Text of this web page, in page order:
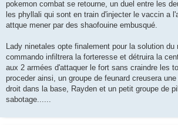
pokemon combat se retourne, un duel entre les
les phyllali qui sont en train d'injecter le vaccin a
attque mener par des shaofouine embusqué.
Lady ninetales opte finalement pour la solution
commando infiltrera la forteresse et détruira la
aux 2 armées d'attaquer le fort sans craindre les
proceder ainsi, un groupe de feunard creusera
droit dans la base, Rayden et un petit groupe de
sabotage......